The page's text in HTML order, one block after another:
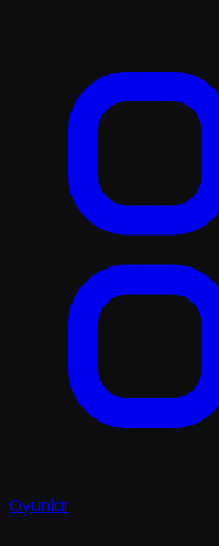
Oyunlar